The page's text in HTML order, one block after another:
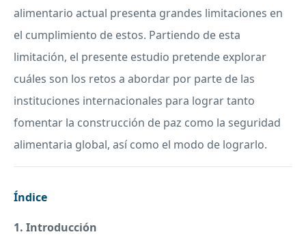
alimentario actual presenta grandes limitaciones en
el cumplimiento de estos. Partiendo de esta
limitación, el presente estudio pretende explorar
cuáles son los retos a abordar por parte de las
instituciones internacionales para lograr tanto
fomentar la construcción de paz como la seguridad
alimentaria global, así como el modo de lograrlo.
Índice
1. Introducción